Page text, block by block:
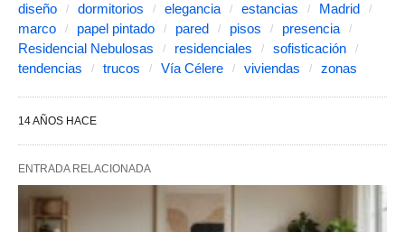
diseño
dormitorios elegancia estancias
Madrid
marco
papel pintado pared pisos
presencia
Residencial Nebulosas
residenciales
sofisticación
tendencias
trucos Vía Célere viviendas zonas
14 AÑOS HACE
ENTRADA RELACIONADA